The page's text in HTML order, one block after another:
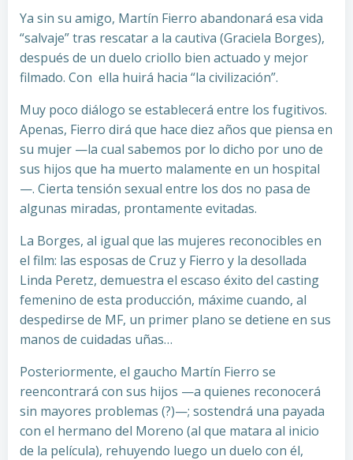
Ya sin su amigo, Martín Fierro abandonará esa vida
“salvaje” tras rescatar a la cautiva (Graciela Borges),
después de un duelo criollo bien actuado y mejor
filmado. Con ella huirá hacia “la civilización”.
Muy poco diálogo se establecerá entre los fugitivos.
Apenas, Fierro dirá que hace diez años que piensa en
su mujer —la cual sabemos por lo dicho por uno de
sus hijos que ha muerto malamente en un hospital
—. Cierta tensión sexual entre los dos no pasa de
algunas miradas, prontamente evitadas.
La Borges, al igual que las mujeres reconocibles en
el film: las esposas de Cruz y Fierro y la desollada
Linda Peretz, demuestra el escaso éxito del casting
femenino de esta producción, máxime cuando, al
despedirse de MF, un primer plano se detiene en sus
manos de cuidadas uñas…
Posteriormente, el gaucho Martín Fierro se
reencontrará con sus hijos —a quienes reconocerá
sin mayores problemas (?)—; sostendrá una payada
con el hermano del Moreno (al que matara al inicio
de la película), rehuyendo luego un duelo con él,